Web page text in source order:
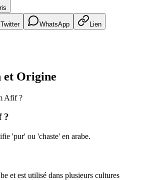
Twitter WhatsApp Lien
et Origine
Afif?
?
'pur' ou 'chaste' en arabe.
et est utilisé dans plusieurs cultures